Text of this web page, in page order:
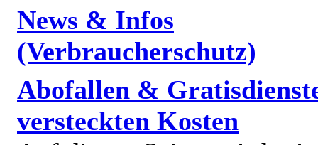
News & Infos
(Verbraucherschutz)
Abofallen &
versteckten Kosten